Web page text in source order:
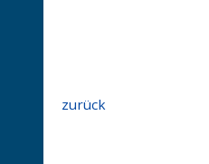
zurück